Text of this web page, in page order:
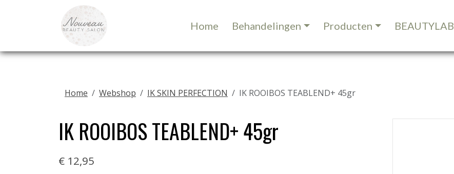
Home Behandelingen Producten BEAUTYLAB
Home Webshop IK SKIN PERFECTION IK ROOIBOS TEABLEND+ 45gr
IK ROOIBOS TEABLEND+ 45gr
€ 12,95